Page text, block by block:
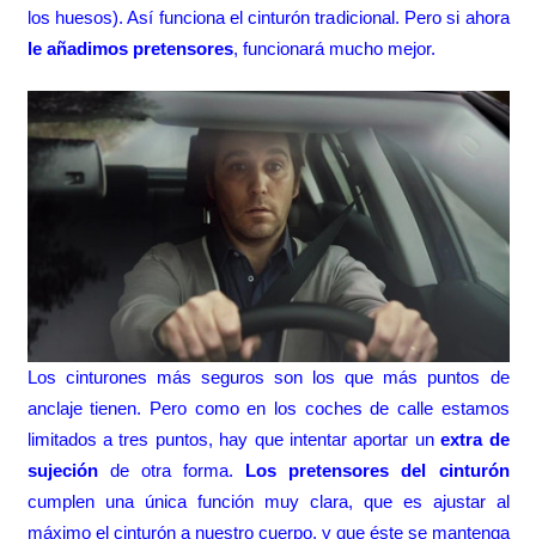
los huesos). Así funciona el cinturón tradicional. Pero si ahora
le añadimos pretensores, funcionará mucho mejor.
Los cinturones más seguros son los que más puntos de
anclaje tienen. Pero como en los coches de calle estamos
limitados a tres puntos, hay que intentar aportar unextra de
sujeciónde otra forma. Los pretensores del cinturón
cumplen una única función muy clara, que es ajustar al
máximo el cinturón a nuestro cuerpo, y que éste se mantenga